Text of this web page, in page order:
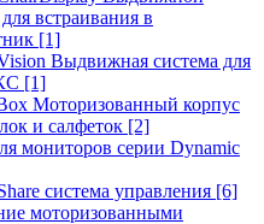
встраивания в
[1]
Выдвижная система для
[1]
Моторизованный корпус
и салфеток [2]
мониторов серии Dynamic
система управления [6]
моторизованными